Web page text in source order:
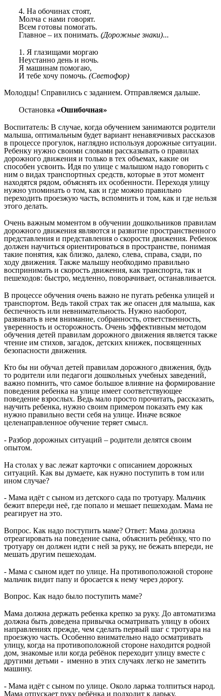
4. На обочинах стоят,
Молча с нами говорят.
Всем готовы помогать.
Главное – их понимать. (Дорожные знаки)...
1. Я глазищами моргаю
Неустанно день и ночь.
Я машинам помогаю,
И тебе хочу помочь. (Светофор)
Молодцы! Справились с заданием. Отправляемся дальше.
Остановка «Ошибочная»
Воспитатель: В случае, когда обучением занимаются родители
малыша, оптимальным будет вариант ненавязчивых рассказов
в процессе прогулок, наглядно используя дорожные ситуации.
Ребенку нужно своими словами рассказывать о правилах
дорожного движения и только в тех объемах, какие он
способен усвоить. Идя по улице с малышом надо говорить с
ним о видах транспортных средств, которые в этот момент
находятся рядом, объяснять их особенности. Переходя улицу
нужно упоминать о том, как и где можно правильно
переходить проезжую часть, вспомнить и том, как и где нельзя
этого делать.
Очень важным моментом в обучении дошкольников правилам
дорожного движения являются и развитие пространственного
представления и представления о скорости движения. Ребенок
должен научиться ориентироваться в пространстве, понимая
такие понятия, как близко, далеко, слева, справа, сзади, по
ходу движения. Также малышу необходимо правильно
воспринимать и скорость движения, как транспорта, так и
пешеходов: быстро, медленно, поворачивает, останавливается.
В процессе обучения очень важно не пугать ребенка улицей и
транспортом. Ведь такой страх так же опасен для малыша, как
беспечность или невнимательность. Нужно наоборот,
развивать в нем внимание, собранность, ответственность,
уверенность и осторожность. Очень эффективным методом
обучения детей правилам дорожного движения является также
чтение им стихов, загадок, детских книжек, посвященных
безопасности движения.
Кто бы ни обучал детей правилам дорожного движения, будь
то родители или педагоги дошкольных учебных заведений,
важно помнить, что самое большое влияние на формирование
поведения ребенка на улице имеет соответствующее
поведение взрослых. Ведь мало просто прочитать, рассказать,
научить ребенка, нужно своим примером показать ему как
нужно правильно вести себя на улице. Иначе всякое
целенаправленное обучение теряет смысл.
- Разбор дорожных ситуаций – родители делятся своим
опытом.
На столах у вас лежат карточки с описанием дорожных
ситуаций. Как вы думаете, как нужно поступить в том или
ином случае?
- Мама идёт с сыном из детского сада по тротуару. Мальчик
бежит впереди неё, где попало и мешает пешеходам. Мама не
реагирует на это.
Вопрос. Как надо поступить маме? Ответ: Мама должна
отреагировать на поведение сына, объяснить ребёнку, что по
тротуару он должен идти с ней за руку, не бежать впереди, не
мешать другим пешеходам.
- Мама с сыном идет по улице. На противоположной стороне
мальчик видит папу и бросается к нему через дорогу.
Вопрос. Как надо было поступить маме?
Мама должна держать ребенка крепко за руку. До автоматизма
должна быть доведена привычка осматривать улицу в обоих
направлениях прежде, чем сделать первый шаг с тротуара на
проезжую часть. Особенно внимательно надо осматривать
улицу, когда на противоположной стороне находится родной
дом, знакомые или когда ребёнок переходит улицу вместе с
другими детьми - именно в этих случаях легко не заметить
машину.
- Мама идёт с сыном по улице. Около ларька толпиться народ.
Мама отпускает руку ребёнка и подходит к ларьку.